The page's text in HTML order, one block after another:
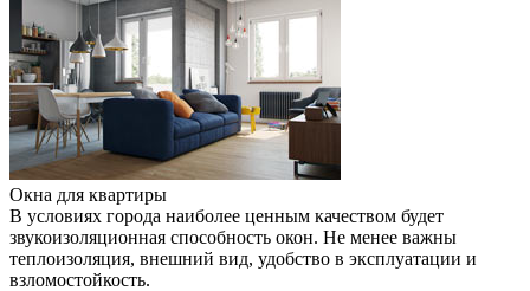
Окна для квартиры
В условиях города наиболее ценным качеством будет
звукоизоляционная способность окон. Не менее важны
теплоизоляция, внешний вид, удобство в эксплуатации и
взломостойкость.